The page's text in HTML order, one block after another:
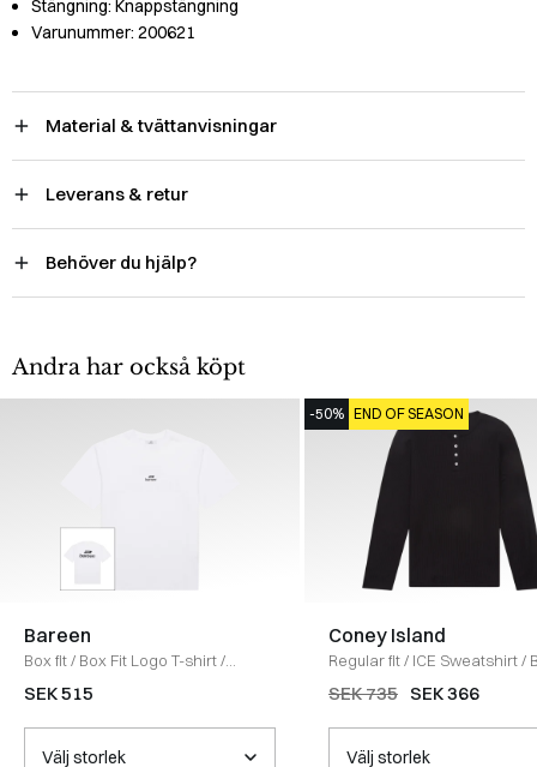
Stängning: Knappstängning
Varunummer: 200621
Material & tvättanvisningar
Leverans & retur
Behöver du hjälp?
Andra har också köpt
Bareen
Box fit/ Box Fit Logo T-shirt/
WHITE
SEK 515
-50% END OF SEASON
Coney Island
Regular fit/ ICE Sweatshirt/
SEK 735 SEK 366